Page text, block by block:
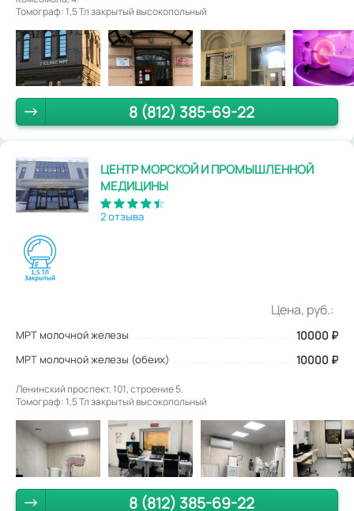
Томограф: 1,5 Тл закрытый высокопольный
8 (812) 385-69-22
ЦЕНТР МОРСКОЙ И ПРОМЫШЛЕННОЙ
МЕДИЦИНЫ
2 отзыва
Цена, руб.:
МРТ молочной железы 10000 ₽
МРТ молочной железы (обеих) 10000 ₽
Ленинский проспект, 101, строение 5.
Томограф: 1,5 Тл закрытый высокопольный
8 (812) 385-69-22